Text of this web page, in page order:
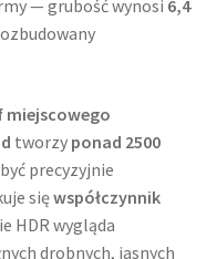
— grubość wynosi 6,4
miejscowego
tworzy ponad 2500
precyzyjnie
sięwspółczynnik
HDR wygląda
drobnych, jasnych